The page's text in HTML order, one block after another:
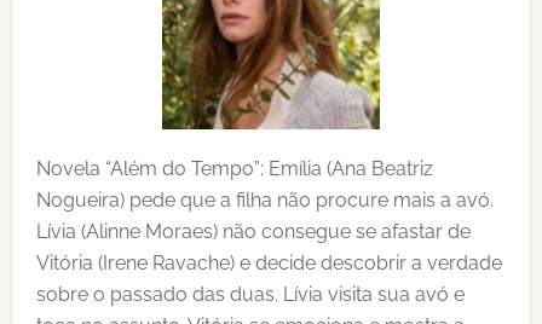
Novela “Além do Tempo”: Emília (Ana Beatriz
Nogueira) pede que a filha não procure mais a avó.
Lívia (Alinne Moraes) não consegue se afastar de
Vitória (Irene Ravache) e decide descobrir a verdade
sobre o passado das duas. Lívia visita sua avó e